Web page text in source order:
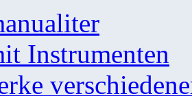
Instrumenten